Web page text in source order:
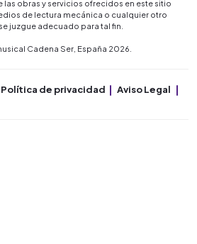
las obras y servicios ofrecidos en este sitio
de lectura mecánica o cualquier otro
juzgue adecuado para tal fin.
Cadena Ser, España 2026.
Política de privacidad Aviso Legal